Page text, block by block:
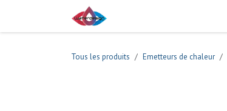
Tous les produits Emetteurs de chaleur